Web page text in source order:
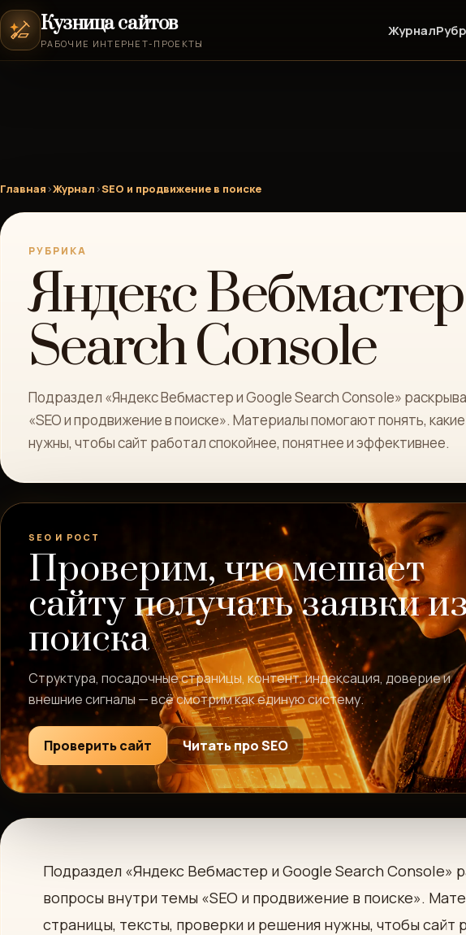
Кузница сайтов
РАБОЧИЕ ИНТЕРНЕТ-ПРОЕКТЫ
Журнал
Главная›Журнал›SEO и продвижение в поиске
РУБРИКА
Яндекс
Search Console
Подраздел «Яндекс Вебмастер и Google Search Console»
«SEO и продвижение в поиске». Материалы помогают понять,
нужны, чтобы сайт работал спокойнее, понятнее и эффективнее.
SEO И РОСТ
Проверим, что мешает
сайту получать заявки
поиска
Структура, посадочные страницы, контент, индексация, доверие и
внешние сигналы — всё смотрим как единую систему.
Проверить сайт Читать про SEO
Подраздел «Яндекс Вебмастер и Google Search Console»
вопросы внутри темы «SEO и продвижение в поиске».
страницы, тексты, проверки и решения нужны, чтобы сайт